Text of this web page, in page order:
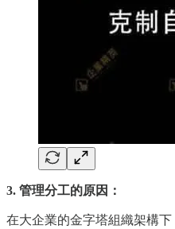
3. 管理分工的原因：
在大企業的金字塔組織架構